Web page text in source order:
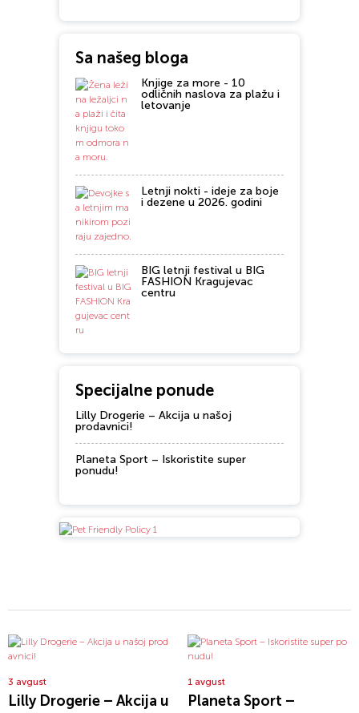
Sa našeg bloga
Knjige za more - 10
odličnih naslova za plažu i
letovanje
Letnji nokti - ideje za boje
i dezene u 2026. godini
BIG letnji festival u BIG
FASHION Kragujevac
centru
Specijalne ponude
Lilly Drogerie – Akcija u našoj
prodavnici!
Planeta Sport – Iskoristite super
ponudu!
3 avgust
Lilly Drogerie – Akcija u
1 avgust
Planeta Sport –